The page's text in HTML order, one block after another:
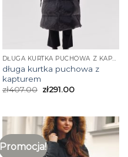
DŁUGA KURTKA PUCHOWA Z KAPTUREM
długa kurtka puchowa z
kapturem
zł407.00 zł291.00
Promocja!